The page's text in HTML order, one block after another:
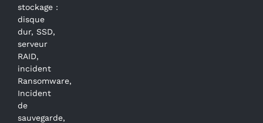
stockage :
disque
dur, SSD,
serveur
RAID,
incident
Ransomware,
Incident
de
sauvegarde,